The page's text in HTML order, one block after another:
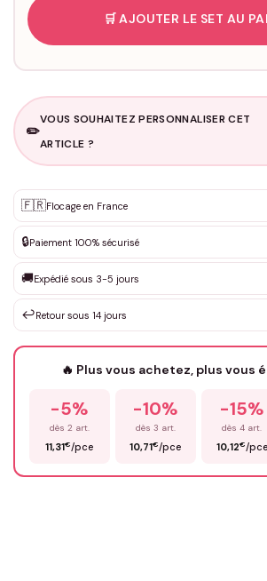
🛒 AJOUTER LE SET AU
✏️
VOUS SOUHAITEZ PERSONNALISER CET
ARTICLE ?
✨ Personnalisation sur mesure
DEVIS GRATUIT · Personnalisation de 3 à
Que souhaitez-vous ?*
Votre texte / idée*
Prénom*
🇫🇷Flocage en France
🔒Paiement 100% sécurisé
🚚Expédié sous 3-5 jours
↩️Retour sous 14 jours
🔥 Plus vous achetez, plus vous
-5%
dès 2 art.
11,31€/pce
-10%
dès 3 art.
10,71€/pce
-15%
dès 4 art.
10,12€/pce